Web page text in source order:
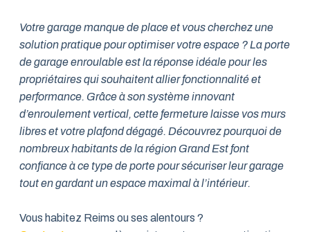
Votre garage manque de place et vous cherchez une
solution pratique pour optimiser votre espace ? La porte
de garage enroulable est la réponse idéale pour les
propriétaires qui souhaitent allier fonctionnalité et
performance. Grâce à son système innovant
d’enroulement vertical, cette fermeture laisse vos murs
libres et votre plafond dégagé. Découvrez pourquoi de
nombreux habitants de la région Grand Est font
confiance à ce type de porte pour sécuriser leur garage
tout en gardant un espace maximal à l’intérieur.
Vous habitez Reims ou ses alentours ?